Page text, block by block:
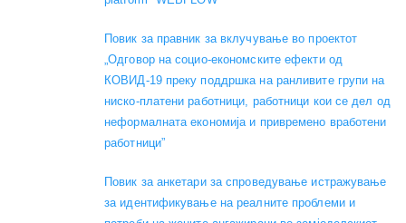
Повик за правник за вклучување во проектот
„Одговор на социо-економските ефекти од
КОВИД-19 преку поддршка на ранливите групи на
ниско-платени работници, работници кои се дел од
неформалната економија и привремено вработени
работници”
Повик за анкетари за спроведување истражување
за идентификување на реалните проблеми и